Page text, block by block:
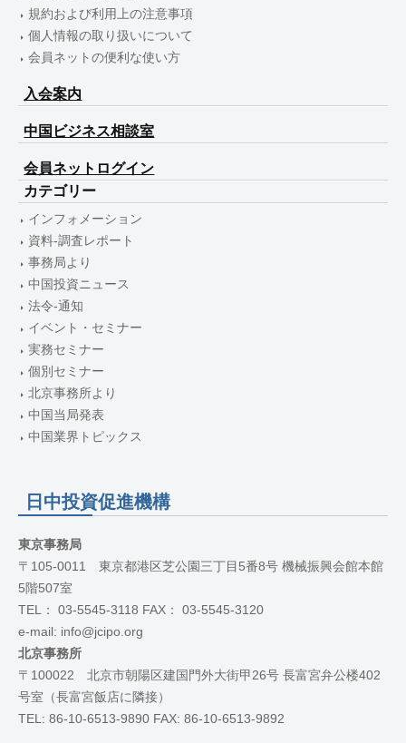
規約および利用上の注意事項
個人情報の取り扱いについて
会員ネットの便利な使い方
入会案内
中国ビジネス相談室
会員ネットログイン
カテゴリー
インフォメーション
資料-調査レポート
事務局より
中国投資ニュース
法令-通知
イベント・セミナー
実務セミナー
個別セミナー
北京事務所より
中国当局発表
中国業界トピックス
日中投資促進機構
東京事務局
〒105-0011 東京都港区芝公園三丁目5番8号 機械振興会館本館
5階507室
TEL： 03-5545-3118 FAX： 03-5545-3120
e-mail: info@jcipo.org
北京事務所
〒100022 北京市朝陽区建国門外大街甲26号 長富宮弁公楼402
号室（長富宮飯店に隣接）
TEL: 86-10-6513-9890 FAX: 86-10-6513-9892